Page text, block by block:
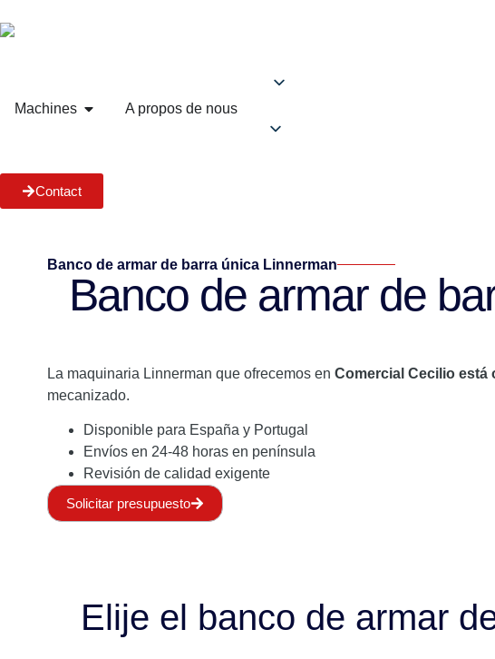
Machines A propos de nous
Contact
Banco de armar de barra única Linnerman
Banco de armar de
La maquinaria Linnerman que ofrecemos en Comercial Cecilio está
mecanizado.
Disponible para España y Portugal
Envíos en 24-48 horas en península
Revisión de calidad exigente
Solicitar presupuesto
Elije el banco de armar